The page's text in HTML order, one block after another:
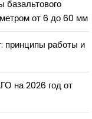
базальтового
от 6 до 60 мм
принципы работы и
на 2026 год от